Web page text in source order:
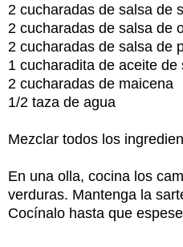
2 cucharadas de salsa de
2 cucharadas de salsa de
2 cucharadas de salsa de
1 cucharadita de aceite de
2 cucharadas de maicena
1/2 taza de agua
Mezclar todos los
En una olla, cocina los
verduras. Mantenga la
Cocínalo hasta que